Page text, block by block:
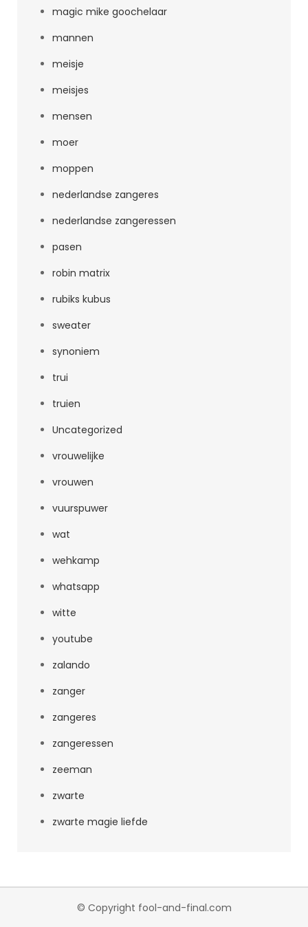
magic mike goochelaar
mannen
meisje
meisjes
mensen
moer
moppen
nederlandse zangeres
nederlandse zangeressen
pasen
robin matrix
rubiks kubus
sweater
synoniem
trui
truien
Uncategorized
vrouwelijke
vrouwen
vuurspuwer
wat
wehkamp
whatsapp
witte
youtube
zalando
zanger
zangeres
zangeressen
zeeman
zwarte
zwarte magie liefde
© Copyright fool-and-final.com